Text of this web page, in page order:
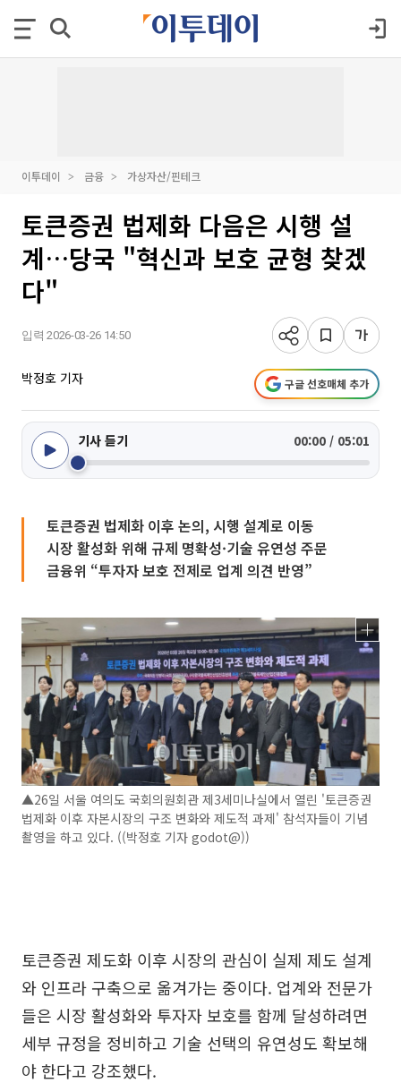
이투데이 금융 가상자산/핀테크
토큰증권 법제화 다음은 시행 설
계…당국 "혁신과 보호 균형 찾겠
다"
입력 2026-03-26 14:50
박정호 기자 구글 선호매체 추가
기사 듣기 00:00 / 05:01
토큰증권 법제화 이후 논의, 시행 설계로 이동
시장 활성화 위해 규제 명확성·기술 유연성 주문
금융위 “투자자 보호 전제로 업계 의견 반영”
▲26일 서울 여의도 국회의원회관 제3세미나실에서 열린 '토큰증권
법제화 이후 자본시장의 구조 변화와 제도적 과제' 참석자들이 기념
촬영을 하고 있다. ((박정호 기자 godot@))
토큰증권 제도화 이후 시장의 관심이 실제 제도 설계
와 인프라 구축으로 옮겨가는 중이다. 업계와 전문가
들은 시장 활성화와 투자자 보호를 함께 달성하려면
세부 규정을 정비하고 기술 선택의 유연성도 확보해
야 한다고 강조했다.